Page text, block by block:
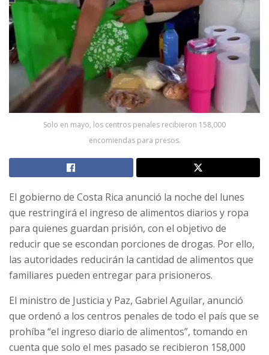
Solo en mayo, los centros penales recibieron 158,000
encomiendas para presos.
El gobierno de Costa Rica anunció la noche del lunes
que restringirá el ingreso de alimentos diarios y ropa
para quienes guardan prisión, con el objetivo de
reducir que se escondan porciones de drogas. Por ello,
las autoridades reducirán la cantidad de alimentos que
familiares pueden entregar para prisioneros.
El ministro de Justicia y Paz, Gabriel Aguilar, anunció
que ordenó a los centros penales de todo el país que se
prohíba “el ingreso diario de alimentos”, tomando en
cuenta que solo el mes pasado se recibieron 158,000